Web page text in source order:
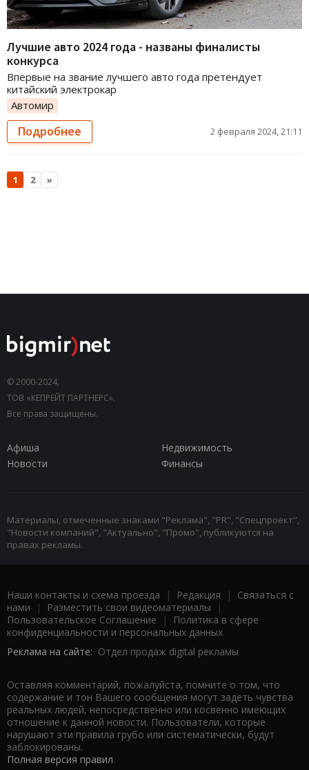
Лучшие авто 2024 года - названы финалисты
конкурса
Впервые на звание лучшего авто года претендует
китайский электрокар
Автомир
Подробнее 2 февраля 2024, 21:11
1 2 »
© 2000-2024,
ТОВ «КЕПРЕЙТ ПАРТНЕРС».
Все права защищены.
Афиша
Недвижимость
Новости
Финансы
Материалы, отмеченные знаками "Реклама", "PR", "Спецпроект",
"Новости компаний", "Актуально", "Промо", публикуются на
правах рекламы.
Наши контакты и схема проезда | Редакция | Связаться с
нами | Разместить свои видеоматериалы |
Пользовательское Соглашение |
Политика в сфере
конфиденциальности и персональных данных
Реклама на сайте: Отдел продаж digital рекламы
Оставляя комментарий, пожалуйста, помните о том, что
содержание и тон Вашего сообщения могут задеть чувства
реальных людей, непосредственно или косвенно имеющих
отношение к данной новости. Пользователи, которые
нарушают эти правила грубо или систематически, будут
заблокированы.
Полная версия правил